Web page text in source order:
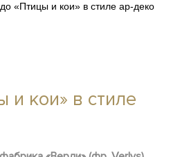
«Птицы и кои» в стиле ар-деко
и кои» в стиле